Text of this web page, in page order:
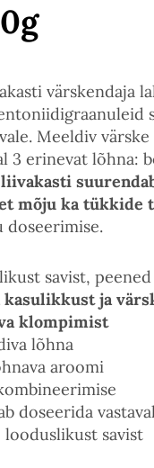
värskendaja
Meeldiv
3 erinevat lõhna:
mõju ka tükkide
doseerimise.
savist,
kasulikkust ja
klompimist
lõhna
aroomi
doseerida
savist